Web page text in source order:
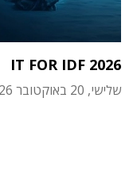
IT FOR IDF 2026
שלישי, 20 באוקטובר 2026